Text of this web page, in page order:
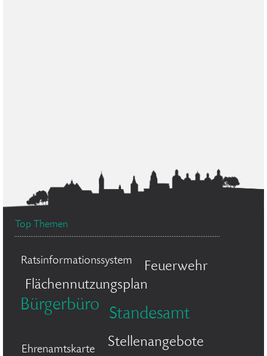
Top Themen
Ratsinformationssystem
Feuerwehr
Flächennutzungsplan
Bürgerbüro Standesamt
Ehrenamtskarte Stellenangebote